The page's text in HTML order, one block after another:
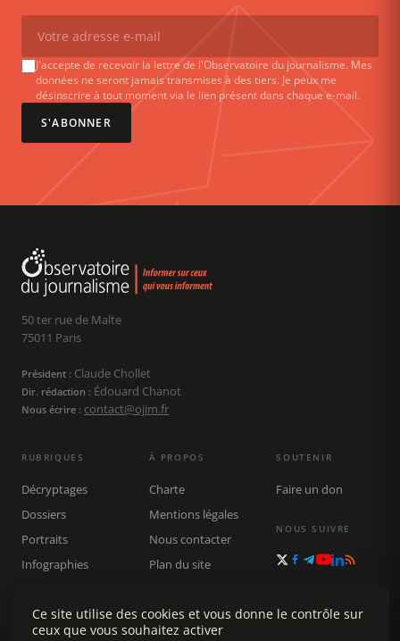
J'accepte de recevoir la lettre de l'Observatoire du journalisme. Mes
données ne seront jamais transmises à des tiers. Je peux me
désinscrire à tout moment via le lien présent dans chaque e-mail.
S'ABONNER
50 ter rue de Malte
75011 Paris
Président : Claude Chollet
Dir. rédaction : Édouard Chanot
Nous écrire : contact@ojim.fr
RUBRIQUES
Décryptages
Dossiers
Portraits
Infographies
Rechercher
À PROPOS
Charte
Mentions légales
Nous contacter
Plan du site
SOUTENIR
Faire un don
NOUS SUIVRE
Ce site utilise des cookies et vous donne le contrôle sur
ceux que vous souhaitez activer